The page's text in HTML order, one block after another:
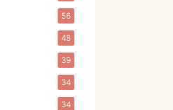
56
48
39
34
34